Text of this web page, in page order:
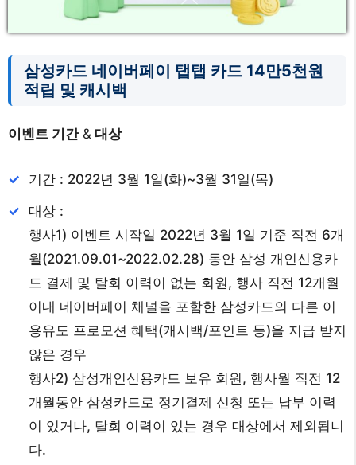
삼성카드 네이버페이 탭탭 카드 14만5천원
적립 및 캐시백
이벤트 기간& 대상
기간 : 2022년 3월 1일(화)~3월 31일(목)
대상 :
행사1) 이벤트 시작일 2022년 3월 1일 기준 직전 6개
월(2021.09.01~2022.02.28) 동안 삼성 개인신용카
드 결제 및 탈회 이력이 없는 회원, 행사 직전 12개월
이내 네이버페이 채널을 포함한 삼성카드의 다른 이
용유도 프로모션 혜택(캐시백/포인트 등)을 지급 받지
않은 경우
행사2) 삼성개인신용카드 보유 회원, 행사월 직전 12
개월동안 삼성카드로 정기결제 신청 또는 납부 이력
이 있거나, 탈회 이력이 있는 경우 대상에서 제외됩니
다.